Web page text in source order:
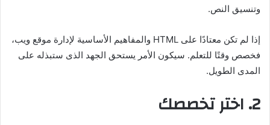
وتنسيق النص.
إذا لم تكن معتادًا على HTML والمفاهيم الأساسية لإدارة موقع ويب،
فخصص وقتًا للتعلم. سيكون الأمر يستحق الجهد الذى ستبذله على
المدى الطويل.
2. اختر تخصصك